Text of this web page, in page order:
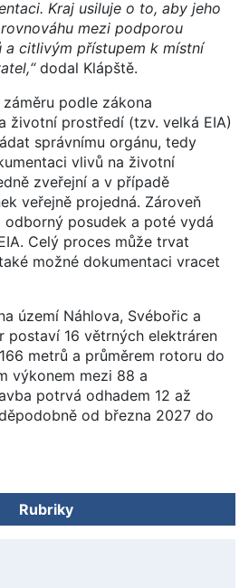
Kraj usiluje o to, aby jeho
mezi podporou
citlivým přístupem k místní
dodal Klápště.
podle zákona
životní prostředí (tzv. velká EIA)
správnímu orgánu, tedy
vlivů na životní
zveřejní a v případě
veřejně projedná. Zároveň
posudek a poté vydá
Celý proces může trvat
možné dokumentaci vracet
území Náhlova, Svébořic a
postaví 16 větrných elektráren
metrů a průměrem rotoru do
výkonem mezi 88 a
potrvá odhadem 12 až
od března 2027 do
Rubriky